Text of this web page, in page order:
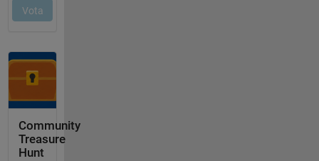
Community
Treasure
Hunt